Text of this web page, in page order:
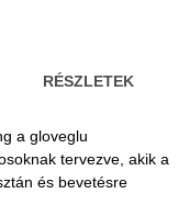
RÉSZLETEK
a gloveglu
tervezve, akik a
és bevetésre